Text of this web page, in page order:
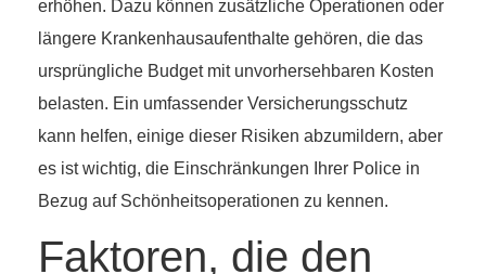
erhöhen. Dazu können zusätzliche Operationen oder
längere Krankenhausaufenthalte gehören, die das
ursprüngliche Budget mit unvorhersehbaren Kosten
belasten. Ein umfassender Versicherungsschutz
kann helfen, einige dieser Risiken abzumildern, aber
es ist wichtig, die Einschränkungen Ihrer Police in
Bezug auf Schönheitsoperationen zu kennen.
Faktoren, die den